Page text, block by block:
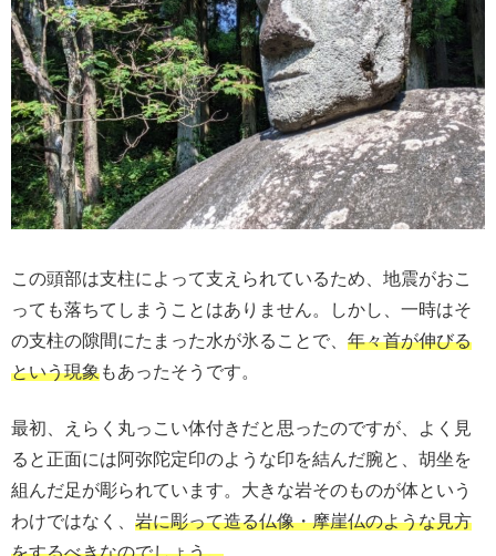
この頭部は支柱によって支えられているため、地震がおこ
っても落ちてしまうことはありません。しかし、一時はそ
の支柱の隙間にたまった水が氷ることで、 年々首が伸びる
という現象もあったそうです。
最初、えらく丸っこい体付きだと思ったのですが、よく見
ると正面には阿弥陀定印のような印を結んだ腕と、胡坐を
組んだ足が彫られています。大きな岩そのものが体という
わけではなく、 岩に彫って造る仏像・摩崖仏のような見方
をするべきなのでしょう。